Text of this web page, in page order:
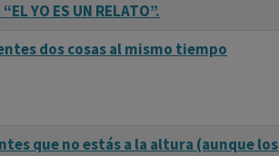
YO ES UN RELATO”.
dos cosas al mismo tiempo
que no estás a la altura (aunque los